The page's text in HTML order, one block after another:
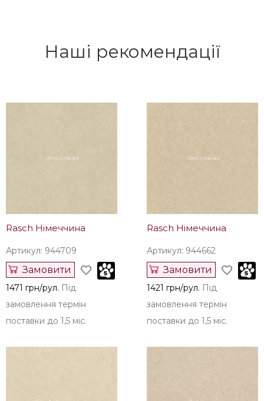
Наші рекомендації
Rasch Німеччина
Артикул: 944709
Замовити
1471 грн/рул. Під
замовлення термін
поставки до 1,5 міс.
Rasch Німеччина
Артикул: 944662
Замовити
1421 грн/рул. Під
замовлення термін
поставки до 1,5 міс.